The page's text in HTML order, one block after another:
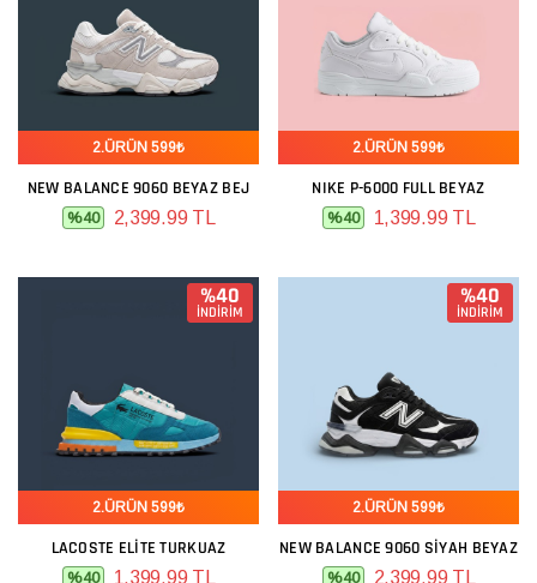
2.ÜRÜN 599₺
NEW BALANCE 9060 BEYAZ BEJ
%40 2,399.99 TL
2.ÜRÜN 599₺
NIKE P-6000 FULL BEYAZ
%40 1,399.99 TL
%40
İNDİRİM
2.ÜRÜN 599₺
LACOSTE ELITE TURKUAZ
%40 1,399.99 TL
%40
İNDİRİM
2.ÜRÜN 599₺
NEW BALANCE 9060 SIYAH BEYAZ
%40 2,399.99 TL